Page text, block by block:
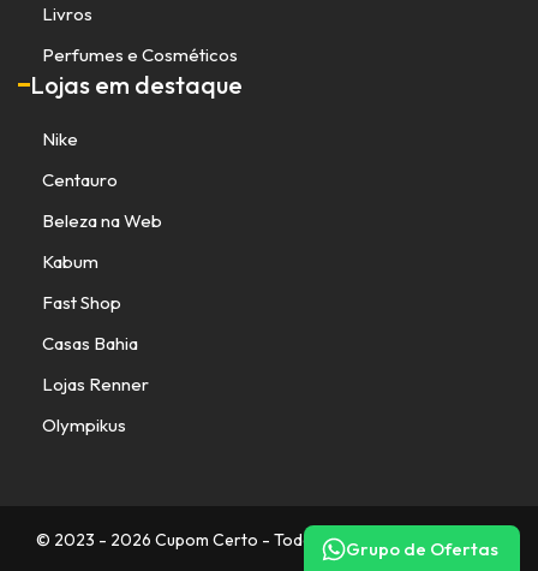
Grupo de Ofertas
Livros
Perfumes e Cosméticos
Lojas em destaque
Nike
Centauro
Beleza na Web
Kabum
Fast Shop
Casas Bahia
Lojas Renner
Olympikus
© 2023 - 2026 Cupom Certo - Todos os direitos reservados.